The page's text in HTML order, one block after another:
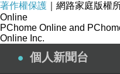
著作權保護 ｜網路家庭版權
Online
PChome Online and
Online Inc.
個人新聞台